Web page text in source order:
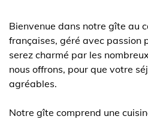
Bienvenue dans notre gîte au
françaises, géré avec passion
serez charmé par les
nous offrons, pour que votre
agréables.
Notre gîte comprend une